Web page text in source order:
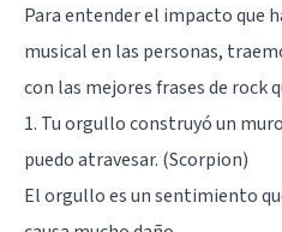
Para entender el impacto que
musical en las personas,
con las mejores frases de rock
1. Tu orgullo construyó un
puedo atravesar. (Scorpion)
El orgullo es un sentimiento